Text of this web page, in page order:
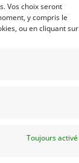
Vos choix seront
y compris le
ou en cliquant sur
Toujours activé
B (1971)